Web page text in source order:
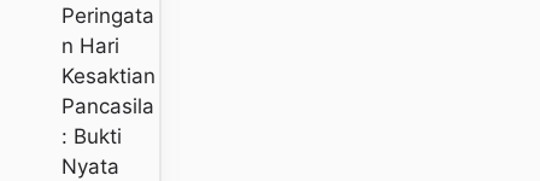
Peringata
N Hari
Kesaktian
Pancasila
: Bukti
Nyata